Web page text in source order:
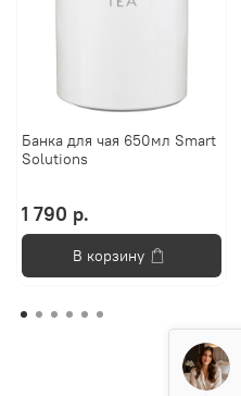
Банка для чая 650мл Smart
Solutions
1 790 р.
В корзину